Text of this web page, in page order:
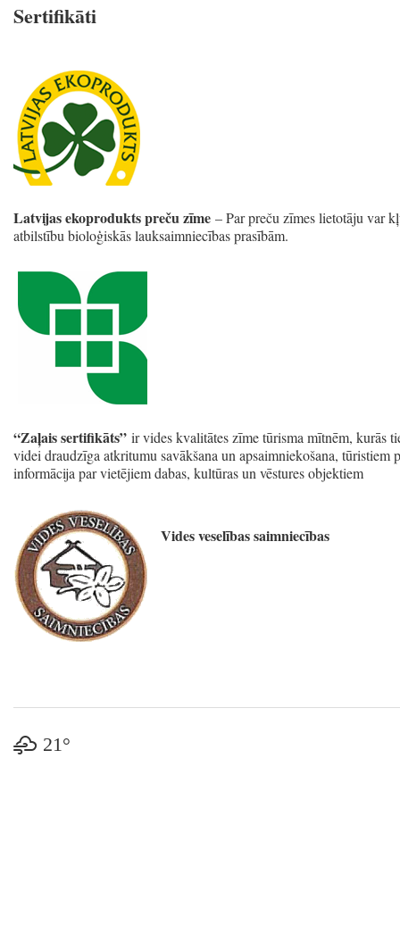
Sertifikāti
Latvijas ekoprodukts preču zīme – Par preču zīmes lietotāju var
atbilstību bioloģiskās lauksaimniecības prasībām.
“Zaļais sertifikāts” ir vides kvalitātes zīme tūrisma mītnēm, kurās
videi draudzīga atkritumu savākšana un apsaimniekošana,
informācija par vietējiem dabas, kultūras un vēstures objektiem
Vides veselības saimniecības
21°